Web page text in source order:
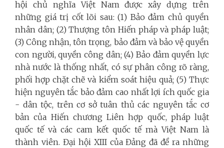
hội chủ nghĩa Việt Nam được xây dựng trên
những giá trị cốt lõi sau: (1) Bảo đảm chủ quyền
nhân dân; (2) Thượng tôn Hiến pháp và pháp luật;
(3) Công nhận, tôn trọng, bảo đảm và bảo vệ quyền
con người, quyền công dân; (4) Bảo đảm quyền lực
nhà nước là thống nhất, có sự phân công rõ ràng,
phối hợp chặt chẽ và kiểm soát hiệu quả; (5) Thực
hiện nguyên tắc bảo đảm cao nhất lợi ích quốc gia
- dân tộc, trên cơ sở tuân thủ các nguyên tắc cơ
bản của Hiến chương Liên hợp quốc, pháp luật
quốc tế và các cam kết quốc tế mà Việt Nam là
thành viên. Đại hội XIII của Đảng đã đề ra những